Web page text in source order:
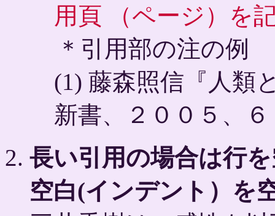
用頁 （ページ）を
＊引用部の注の例
(1) 藤森照信『人類
新書、２００５、
長い引用の場合は行
空白(インデント）を